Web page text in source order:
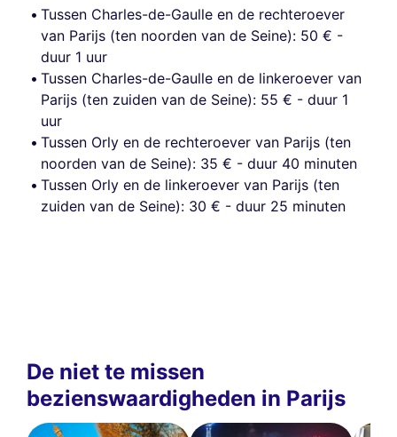
Tussen Charles-de-Gaulle en de rechteroever
van Parijs (ten noorden van de Seine): 50 € -
duur 1 uur
Tussen Charles-de-Gaulle en de linkeroever van
Parijs (ten zuiden van de Seine): 55 € - duur 1
uur
Tussen Orly en de rechteroever van Parijs (ten
noorden van de Seine): 35 € - duur 40 minuten
Tussen Orly en de linkeroever van Parijs (ten
zuiden van de Seine): 30 € - duur 25 minuten
De niet te missen
bezienswaardigheden in Parijs